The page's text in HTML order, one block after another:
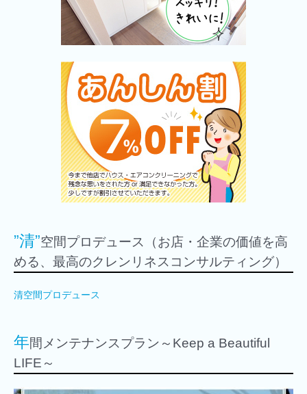
”清”空間プロデュース（お店・企業の価値を高
める、最高のクレンリネスコンサルティング）
清空間プロデュース
年間メンテナンスプラン～Keep a Beautiful
LIFE～